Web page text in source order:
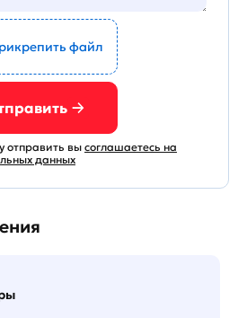
файл
отправить высоглашаетесь на
данных